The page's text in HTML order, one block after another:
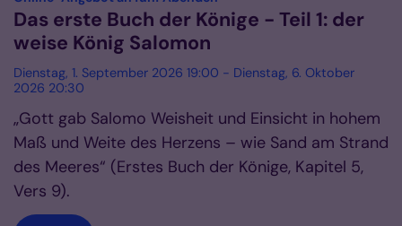
Das erste Buch der Könige - Teil 1: der
weise König Salomon
Dienstag, 1. September 2026 19:00 - Dienstag, 6. Oktober
2026 20:30
„Gott gab Salomo Weisheit und Einsicht in hohem
Maß und Weite des Herzens – wie Sand am Strand
des Meeres“ (Erstes Buch der Könige, Kapitel 5,
Vers 9).